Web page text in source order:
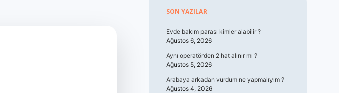
Sidebar
SON YAZILAR
Evde bakım parası kimler alabilir ?
Ağustos 6, 2026
Aynı operatörden 2 hat alınır mı ?
Ağustos 5, 2026
Arabaya arkadan vurdum ne yapmalıyım ?
Ağustos 4, 2026